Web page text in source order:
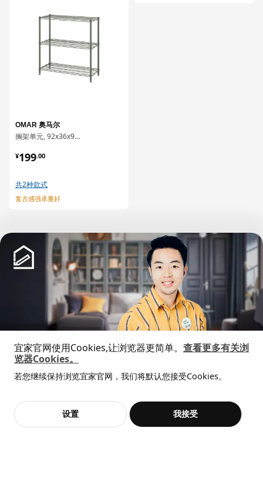
OMAR 奥马尔
搁架单元, 92x36x94 厘米
¥199.00
¥ 199.00
共2种款式
复古感强承重好
已经到底啦！
© Inter IKEA Systems B.V. 1999-2026
价格透明，设计专业，现货供应
不，谢谢 立即预约
宜家官网使用Cookies,让浏览器更简单。 查看更多有关浏
览器Cookies。
若您继续保持浏览宜家官网，我们将默认您接受Cookies。
设置 我接受